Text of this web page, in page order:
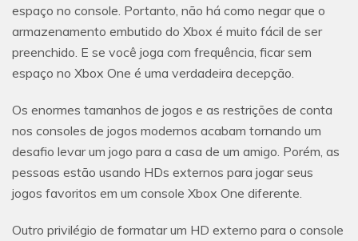
espaço no console. Portanto, não há como negar que o
armazenamento embutido do Xbox é muito fácil de ser
preenchido. E se você joga com frequência, ficar sem
espaço no Xbox One é uma verdadeira decepção.
Os enormes tamanhos de jogos e as restrições de conta
nos consoles de jogos modernos acabam tornando um
desafio levar um jogo para a casa de um amigo. Porém, as
pessoas estão usando HDs externos para jogar seus
jogos favoritos em um console Xbox One diferente.
Outro privilégio de formatar um HD externo para o console